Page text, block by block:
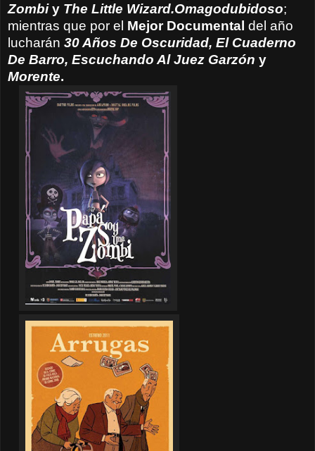
Zombiy The Little Wizard.Omagodubidoso;
mientras que por el Mejor Documental del año
lucharán 30 Años De Oscuridad, El Cuaderno
De Barro, Escuchando Al Juez Garzón y
Morente.